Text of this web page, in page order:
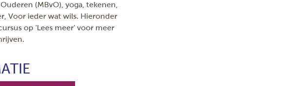
(MBvO), yoga, tekenen,
Voor ieder wat wils. Hieronder
op 'Lees meer' voor meer